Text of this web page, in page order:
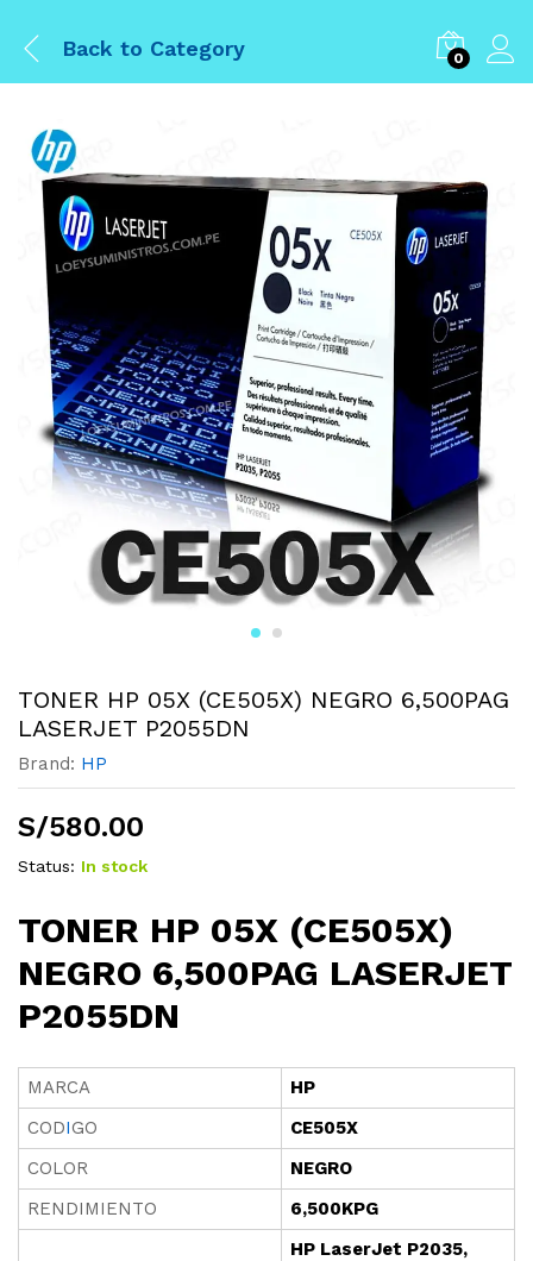
Back to Category 0
TONER HP 05X (CE505X) NEGRO 6,500PAG
LASERJET P2055DN
Brand: HP
S/580.00
Status: In stock
TONER HP 05X (CE505X)
NEGRO 6,500PAG LASERJET
P2055DN
MARCA
HP
CODIGO
CE505X
COLOR
NEGRO
RENDIMIENTO
6,500KPG
HP LaserJet P2035,